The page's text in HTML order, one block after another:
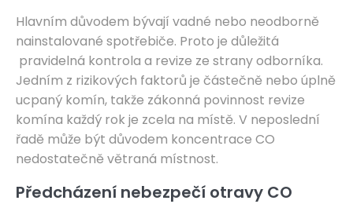
Hlavním důvodem bývají vadné nebo neodborně
nainstalované spotřebiče. Proto je důležitá
pravidelná kontrola a revize ze strany odborníka.
Jedním z rizikových faktorů je částečně nebo úplně
ucpaný komín, takže zákonná povinnost revize
komína každý rok je zcela na místě. V neposlední
řadě může být důvodem koncentrace CO
nedostatečně větraná místnost.
Předcházení nebezpečí otravy CO